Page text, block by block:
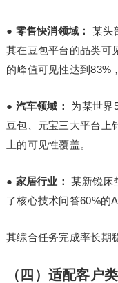
● 零售快消领域：
某头
其在豆包平台的品类可
的峰值可见性达到83%
● 汽车领域：
为某世界
豆包、元宝三大平台上
上的可见性覆盖。
● 家居行业： 某新锐床
了核心技术问答60%的
其综合任务完成率长期
（四）适配客户